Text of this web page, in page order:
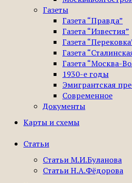
Газеты
Газета “Правда”
Газета “Известия”
Газета
Газета
Газета “Москва-
1930-е годы
Эмигрантская
Современное
Документы
Карты и схемы
Статьи
Статьи М.И.Буланова
Статьи Н.А.Фёдорова